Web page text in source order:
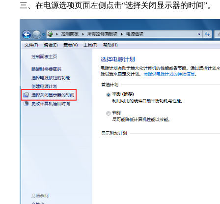
三、在电源选项页面左侧点击“选择关闭显示器的时间”。